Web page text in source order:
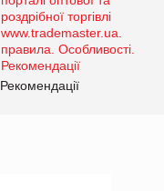
Рекомендації